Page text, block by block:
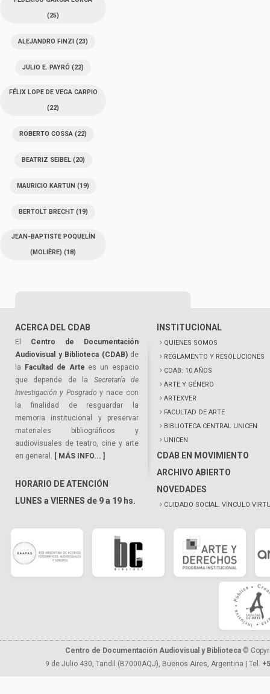
(25)
ALEJANDRO FINZI (23)
JULIO E. PAYRÓ (22)
FÉLIX LOPE DE VEGA CARPIO
(22)
ROBERTO COSSA (22)
BEATRIZ SEIBEL(20)
MAURICIO KARTUN (19)
BERTOLT BRECHT(19)
JEAN-BAPTISTE POQUELÍN
(MOLIÈRE) (18)
ACERCA DEL CDAB
El Centro de Documentación
Audiovisual y Biblioteca (CDAB)de
la
Facultad de Arte es un espacio
que depende de la Secretaría de
Investigación y Posgrado y nace con
la finalidad de resguardar la
memoria institucional y preservar
materiales bibliográficos y
audiovisuales de teatro, cine y arte
en general. [ MÁS INFO... ]
HORARIO DE ATENCIÓN
LUNES a VIERNES de 9 a 19 hs.
INSTITUCIONAL
QUIENES SOMOS
REGLAMENTO Y RESOLUCIONES
CDAB: 10 AÑOS
ARTE Y GÉNERO
ARTEXVER
FACULTAD DE ARTE
BIBLIOTECA CENTRAL UNICEN
UNICEN
CDAB EN MOVIMIENTO
ARCHIVO ABIERTO
NOVEDADES
CUIDADO SOCIAL. VÍNCULO
Centro de Documentación Audiovisual y Biblioteca ©
9 de Julio 430, Tandil (B7000AQJ), Buenos Aires, Argentina | Tel.